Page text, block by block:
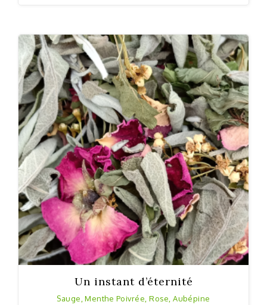
Un instant d’éternité
Sauge, Menthe Poivrée, Rose, Aubépine